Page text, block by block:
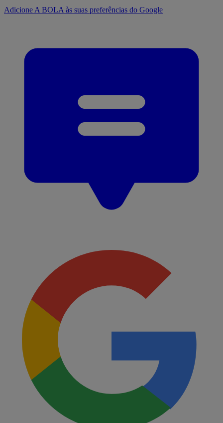
Adicione A BOLA às suas preferências do Google